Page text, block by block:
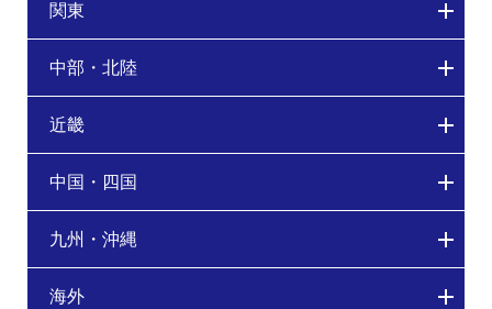
関東
中部・北陸
近畿
中国・四国
九州・沖縄
海外